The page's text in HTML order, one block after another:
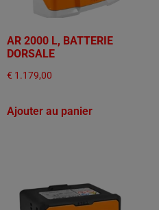
AR 2000 L, BATTERIE
DORSALE
€ 1.179,00
Ajouter au panier